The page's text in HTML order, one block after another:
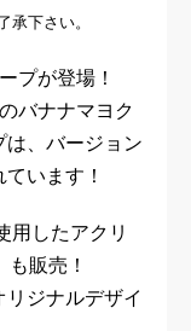
承下さい。
プが登場！
バナナマヨク
は、バージョン
います！
用したアクリ
販売！
ジナルデザイ